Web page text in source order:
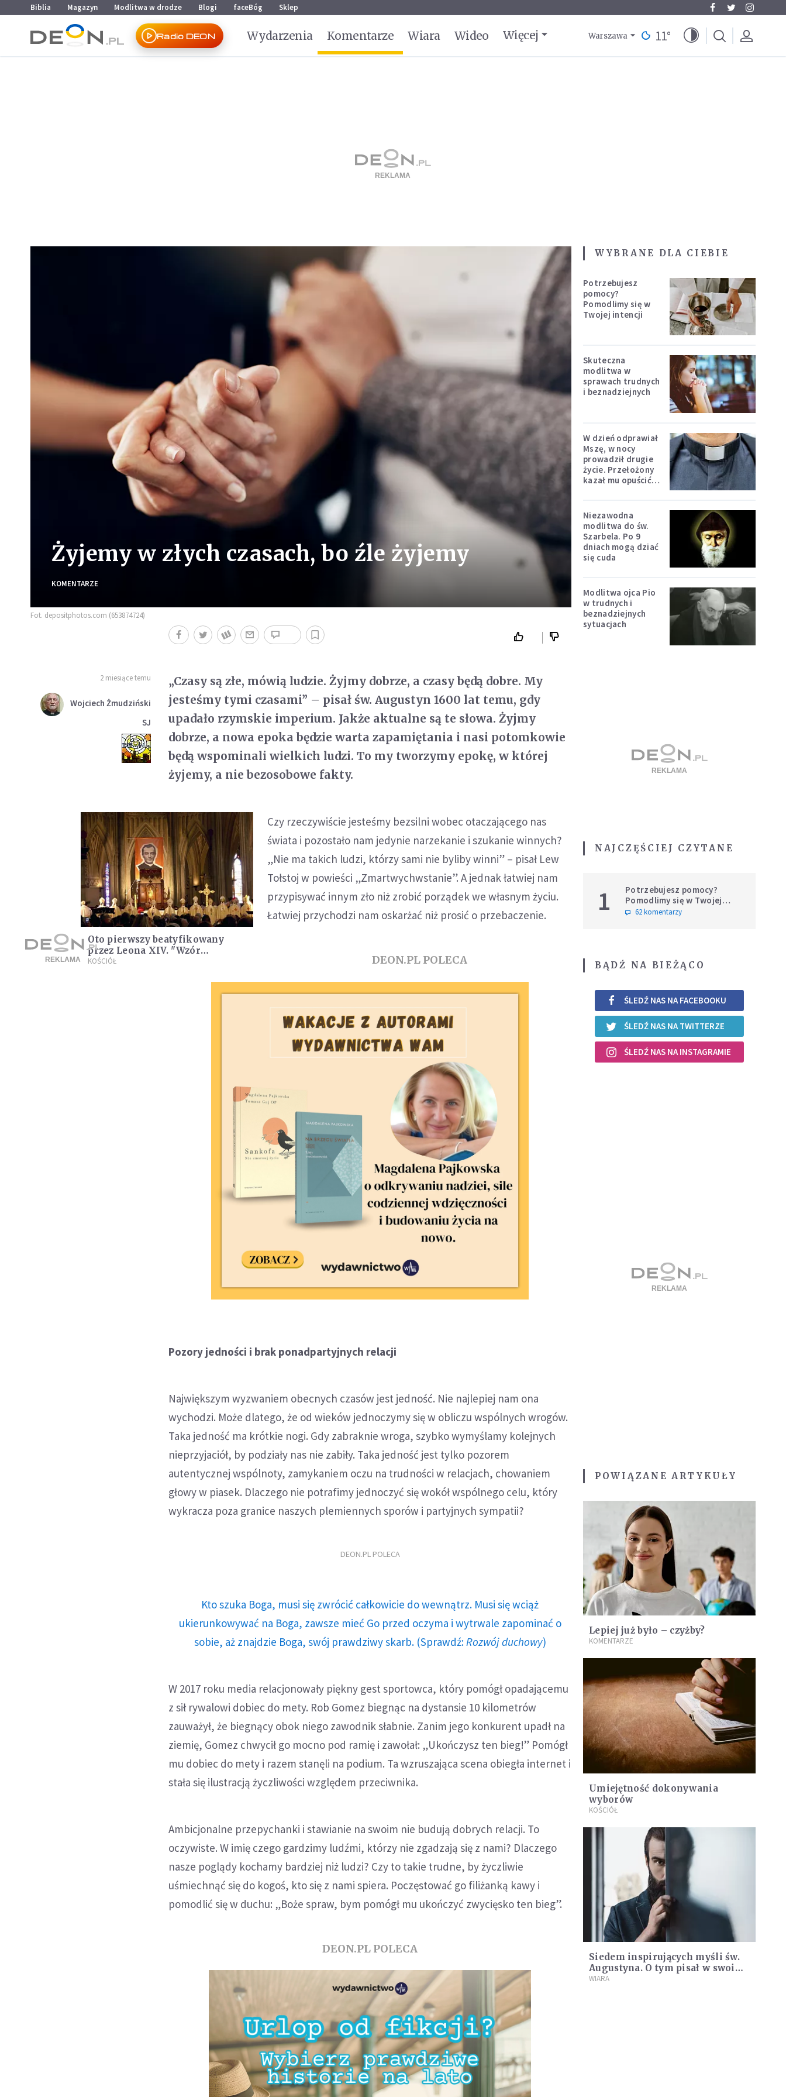
Przejdź do menu głównego
Przejdź do treści
Biblia Magazyn Modlitwa w drodze Blogi faceBóg Sklep
Radio DEON Wydarzenia Komentarze Wiara Wideo Więcej Warszawa 11°
Żyjemy w złych czasach, bo źle żyjemy
KOMENTARZE
Fot. depositphotos.com (653874724)
2 miesiące temu
Wojciech Żmudziński
SJ
„Czasy są złe, mówią ludzie. Żyjmy dobrze, a czasy będą dobre. My
jesteśmy tymi czasami” – pisał św. Augustyn 1600 lat temu, gdy
upadało rzymskie imperium. Jakże aktualne są te słowa. Żyjmy
dobrze, a nowa epoka będzie warta zapamiętania i nasi potomkowie
będą wspominali wielkich ludzi. To my tworzymy epokę, w której
żyjemy, a nie bezosobowe fakty.
Oto pierwszy beatyfikowany
przez Leona XIV. "Wzór
świętości na nasze czasy"
KOŚCIÓŁ
Czy rzeczywiście jesteśmy bezsilni wobec otaczającego nas
świata i pozostało nam jedynie narzekanie i szukanie winnych?
„Nie ma takich ludzi, którzy sami nie byliby winni” – pisał Lew
Tołstoj w powieści „Zmartwychwstanie”. A jednak łatwiej nam
przypisywać innym zło niż zrobić porządek we własnym życiu.
Łatwiej przychodzi nam oskarżać niż prosić o przebaczenie.
DEON.PL POLECA
Pozory jedności i brak ponadpartyjnych relacji
Największym wyzwaniem obecnych czasów jest jedność. Nie najlepiej nam ona
wychodzi. Może dlatego, że od wieków jednoczymy się w obliczu wspólnych wrogów.
Taka jedność ma krótkie nogi. Gdy zabraknie wroga, szybko wymyślamy kolejnych
nieprzyjaciół, by podziały nas nie zabiły. Taka jedność jest tylko pozorem
autentycznej wspólnoty, zamykaniem oczu na trudności w relacjach, chowaniem
głowy w piasek. Dlaczego nie potrafimy jednoczyć się wokół wspólnego celu, który
wykracza poza granice naszych plemiennych sporów i partyjnych sympatii?
DEON.PL POLECA
Kto szuka Boga, musi się zwrócić całkowicie do wewnątrz. Musi się wciąż
ukierunkowywać na Boga, zawsze mieć Go przed oczyma i wytrwale zapominać o
sobie, aż znajdzie Boga, swój prawdziwy skarb. (Sprawdź: Rozwój duchowy)
W 2017 roku media relacjonowały piękny gest sportowca, który pomógł opadającemu
z sił rywalowi dobiec do mety. Rob Gomez biegnąc na dystansie 10 kilometrów
zauważył, że biegnący obok niego zawodnik słabnie. Zanim jego konkurent upadł na
ziemię, Gomez chwycił go mocno pod ramię i zawołał: „Ukończysz ten bieg!” Pomógł
mu dobiec do mety i razem stanęli na podium. Ta wzruszająca scena obiegła internet i
stała się ilustracją życzliwości względem przeciwnika.
Ambicjonalne przepychanki i stawianie na swoim nie budują dobrych relacji. To
oczywiste. W imię czego gardzimy ludźmi, którzy nie zgadzają się z nami? Dlaczego
nasze poglądy kochamy bardziej niż ludzi? Czy to takie trudne, by życzliwie
uśmiechnąć się do kogoś, kto się z nami spiera. Poczęstować go filiżanką kawy i
pomodlić się w duchu: „Boże spraw, bym pomógł mu ukończyć zwycięsko ten bieg”.
DEON.PL POLECA
WYBRANE DLA CIEBIE
Potrzebujesz
pomocy?
Pomodlimy się w
Twojej intencji
Skuteczna
modlitwa w
sprawach trudnych
i beznadziejnych
W dzień odprawiał
Mszę, w nocy
prowadził drugie
życie. Przełożony
kazał mu opuścić
Niezawodna
modlitwa do św.
Szarbela. Po 9
dniach mogą dziać
się cuda
Modlitwa ojca Pio
w trudnych i
beznadziejnych
sytuacjach
NAJCZĘŚCIEJ CZYTANE
1
Potrzebujesz pomocy?
Pomodlimy się w Twojej
intencji
62 komentarzy
BĄDŹ NA BIEŻĄCO
ŚLEDŹ NAS NA FACEBOOKU
ŚLEDŹ NAS NA TWITTERZE
ŚLEDŹ NAS NA INSTAGRAMIE
POWIĄZANE ARTYKUŁY
Lepiej już było – czyżby?
KOMENTARZE
Umiejętność dokonywania
wyborów
KOŚCIÓŁ
Siedem inspirujących myśli św.
Augustyna. O tym pisał w swoim
liście do Boga
WIARA